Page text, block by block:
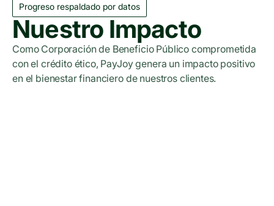
Progreso respaldado por datos
Nuestro Impacto
Como Corporación de Beneficio Público comprometida
con el crédito ético, PayJoy genera un impacto positivo
en el bienestar financiero de nuestros clientes.